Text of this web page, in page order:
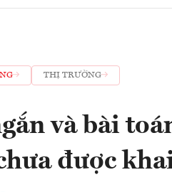
THỊ TRƯỜNG
và bài
được